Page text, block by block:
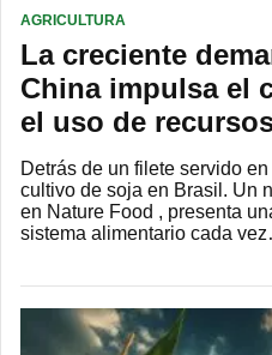
AGRICULTURA
La creciente
China impulsa el
el uso de
Detrás de un filete servido
cultivo de soja en Brasil. Un
en Nature Food , presenta
sistema alimentario cada